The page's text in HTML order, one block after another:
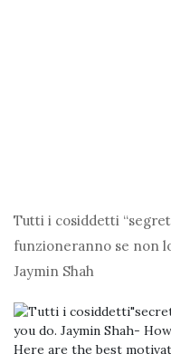
Tutti i cosiddetti
funzioneranno se non
Jaymin Shah